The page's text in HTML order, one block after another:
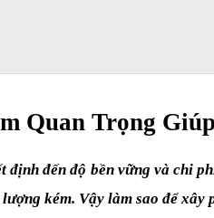
Quan Trọng
đến độ bền vững và chi
kém. Vậy làm sao để